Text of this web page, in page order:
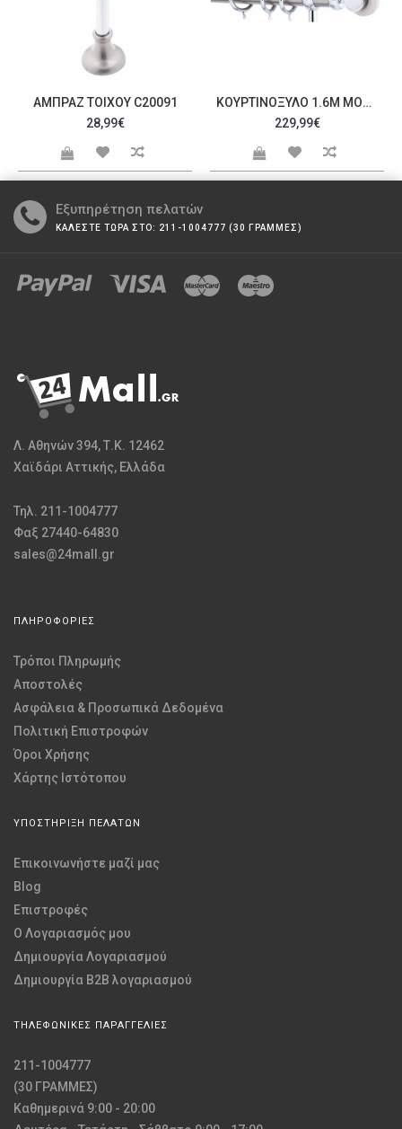
ΑΜΠΡΆΖ ΤΟΊΧΟΥ C20091
28,99€
ΚΟΥΡΤΙΝΌΞΥΛΟ 1.6M ΜΟΝΌ ΑΣΗΜΊ C21279
229,99€
Εξυπηρέτηση πελατών
ΚΑΛΕΣΤΕ ΤΩΡΑ ΣΤΟ: 211-1004777 (30 ΓΡΑΜΜΕΣ)
Λ. Αθηνών 394, Τ.Κ. 12462
Χαϊδάρι Αττικής, Ελλάδα
Τηλ. 211-1004777
Φαξ 27440-64830
sales@24mall.gr
ΠΛΗΡΟΦΟΡΙΕΣ
Τρόποι Πληρωμής
Αποστολές
Ασφάλεια & Προσωπικά Δεδομένα
Πολιτική Επιστροφών
Όροι Χρήσης
Χάρτης Ιστότοπου
ΥΠΟΣΤΗΡΙΞΗ ΠΕΛΑΤΩΝ
Επικοινωνήστε μαζί μας
Blog
Επιστροφές
O Λογαριασμός μου
Δημιουργία Λογαριασμού
Δημιουργία B2B λογαριασμού
ΤΗΛΕΦΩΝΙΚΕΣ ΠΑΡΑΓΓΕΛΙΕΣ
211-1004777
(30 ΓΡΑΜΜΕΣ)
Καθημερινά 9:00 - 20:00